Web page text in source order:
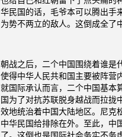
华民国的话，毛爷本可以腾出手
为势不两立的敌人。这倒成全了
朝战之后，二个中国围绕着谁是
使得中华人民共和国主要被阵营
就国际承认而言，二个中国基本
国为了对抗苏联脱身越战而拉拢
效地统治着中国大陆地区。尼克
中华民国给排除在外。至此，中